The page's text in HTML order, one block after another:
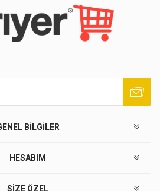
BILGILER
HESABIM
SIZE ÖZEL